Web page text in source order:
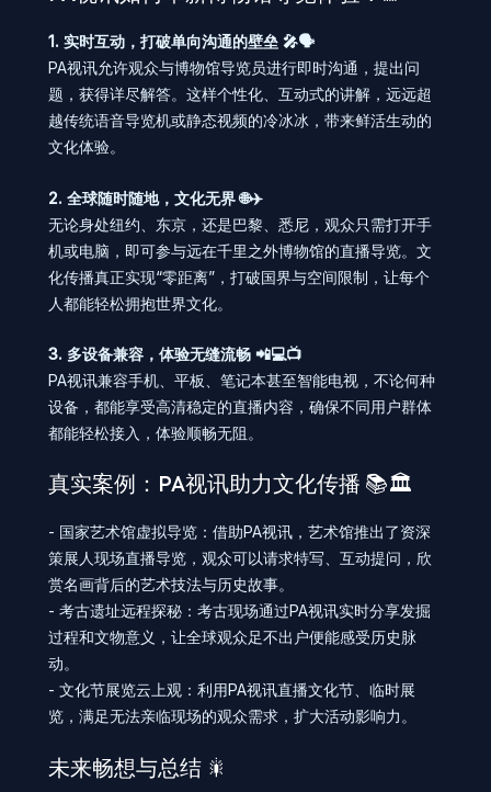
1. 实时互动，打破单向沟通的壁垒 🎤🗣️
PA视讯允许观众与博物馆导览员进行即时沟通，提出问
题，获得详尽解答。这样个性化、互动式的讲解，远远超
越传统语音导览机或静态视频的冷冰冰，带来鲜活生动的
文化体验。
2. 全球随时随地，文化无界 🌐✈️
无论身处纽约、东京，还是巴黎、悉尼，观众只需打开手
机或电脑，即可参与远在千里之外博物馆的直播导览。文
化传播真正实现“零距离”，打破国界与空间限制，让每个
人都能轻松拥抱世界文化。
3. 多设备兼容，体验无缝流畅 📲💻📺
PA视讯兼容手机、平板、笔记本甚至智能电视，不论何种
设备，都能享受高清稳定的直播内容，确保不同用户群体
都能轻松接入，体验顺畅无阻。
真实案例：PA视讯助力文化传播 📚🏛️
- 国家艺术馆虚拟导览：借助PA视讯，艺术馆推出了资深
策展人现场直播导览，观众可以请求特写、互动提问，欣
赏名画背后的艺术技法与历史故事。
- 考古遗址远程探秘：考古现场通过PA视讯实时分享发掘
过程和文物意义，让全球观众足不出户便能感受历史脉
动。
- 文化节展览云上观：利用PA视讯直播文化节、临时展
览，满足无法亲临现场的观众需求，扩大活动影响力。
未来畅想与总结 🎇